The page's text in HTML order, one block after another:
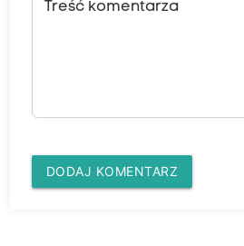
Treść komentarza
DODAJ KOMENTARZ